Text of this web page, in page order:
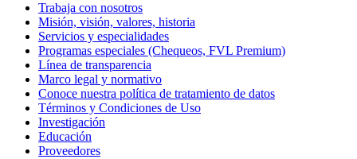
Trabaja con nosotros
Misión, visión, valores, historia
Servicios y especialidades
Programas especiales (Chequeos, FVL Premium)
Línea de transparencia
Marco legal y normativo
Conoce nuestra política de tratamiento de datos
Términos y Condiciones de Uso
Investigación
Educación
Proveedores